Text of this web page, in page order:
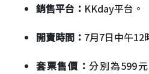
銷售平台： KKday平台。
開賣時間： 7月7日中午12
套票售價：分別為599